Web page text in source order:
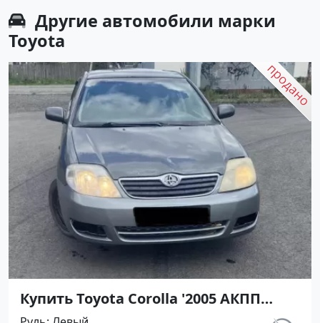
Другие автомобили марки
Toyota
Купить Toyota Corolla '2005 АКПП
(1600/110 л.с.) Бензин инжектор